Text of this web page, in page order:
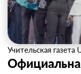
Учительская газета